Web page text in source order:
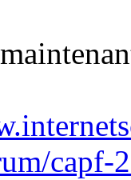
capf-